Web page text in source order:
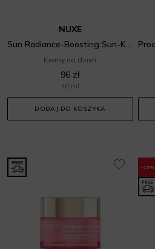
NUXE
Kremy na dzień
96 zł
40 ml
DODAJ DO KOSZYKA
-15%